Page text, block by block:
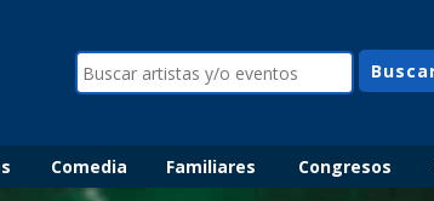
Comedia Familiares Congresos